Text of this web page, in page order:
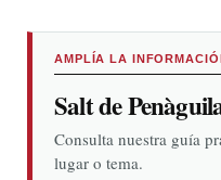
AMPLÍA LA
Salt de
Consulta nuestra guía
lugar o tema.